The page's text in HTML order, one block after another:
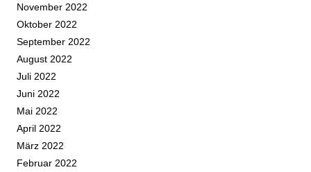
November 2022
Oktober 2022
September 2022
August 2022
Juli 2022
Juni 2022
Mai 2022
April 2022
März 2022
Februar 2022